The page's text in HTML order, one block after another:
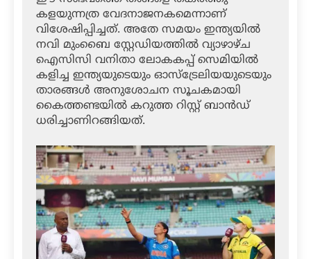
കളയുന്നത്ര വേദനാജനകമെന്നാണ്
വിശേഷിപ്പിച്ചത്. അതേ സമയം ഇന്ത്യയില്‍
നവി മുംബൈ സ്റ്റേഡിയത്തില്‍ വ്യാഴാഴ്ച
ഐസിസി വനിതാ ലോകകപ്പ് സെമിയില്‍
കളിച്ച ഇന്ത്യയുടെയും ഓസ്‌ട്രേലിയയുടെയും
താരങ്ങള്‍ അനുശോചന സൂചകമായി
കൈത്തണ്ടയില്‍ കറുത്ത റിസ്റ്റ് ബാന്‍ഡ്
ധരിച്ചാണിറങ്ങിയത്.